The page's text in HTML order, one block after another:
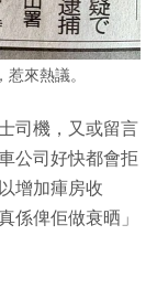
來熱議。
司機，又或留言
公司好快都會拒
增加㾝房收
係俾佢做衰晒」